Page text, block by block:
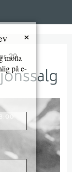
20
×
motta
på e-